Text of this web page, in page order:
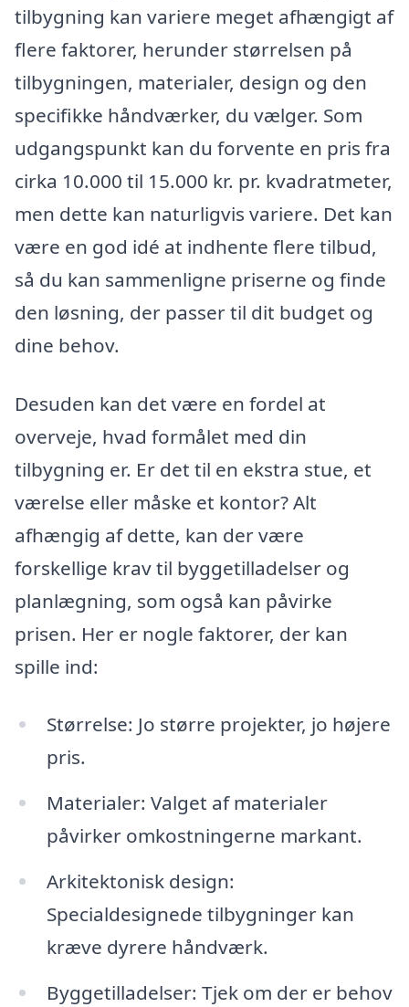
tilbygning kan variere meget afhængigt af
flere faktorer, herunder størrelsen på
tilbygningen, materialer, design og den
specifikke håndværker, du vælger. Som
udgangspunkt kan du forvente en pris fra
cirka 10.000 til 15.000 kr. pr. kvadratmeter,
men dette kan naturligvis variere. Det kan
være en god idé at indhente flere tilbud,
så du kan sammenligne priserne og finde
den løsning, der passer til dit budget og
dine behov.
Desuden kan det være en fordel at
overveje, hvad formålet med din
tilbygning er. Er det til en ekstra stue, et
værelse eller måske et kontor? Alt
afhængig af dette, kan der være
forskellige krav til byggetilladelser og
planlægning, som også kan påvirke
prisen. Her er nogle faktorer, der kan
spille ind:
Størrelse: Jo større projekter, jo højere
pris.
Materialer: Valget af materialer
påvirker omkostningerne markant.
Arkitektonisk design:
Specialdesignede tilbygninger kan
kræve dyrere håndværk.
Byggetilladelser: Tjek om der er behov